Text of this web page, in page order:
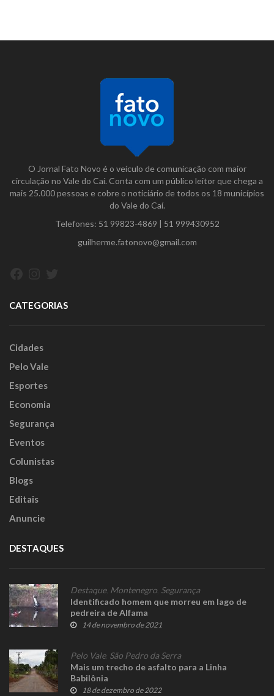
O Jornal Fato Novo é o veículo de comunicação com maior
circulação no Vale do Caí. Conta com um público leitor que chega a
mais 25.000 pessoas e cobre o noticiário de todos os 18 municípios
do Vale do Caí.
Telefones: 51 99823-4869 | 51 999430952
guilherme.fatonovo@gmail.com
CATEGORIAS
Cidades
Pelo Vale
Esportes
Economia
Segurança
Eventos
Colunistas
Blogs
Editais
Anuncie
DESTAQUES
Destaque, Montenegro Segurança
Identificado homem que morreu em lago de
pedreira de Alfama
14 de novembro de 2021
Pelo Vale, São Pedro da Serra
Mais um trecho de asfalto para a Linha
Babilônia
18 de dezembro de 2022